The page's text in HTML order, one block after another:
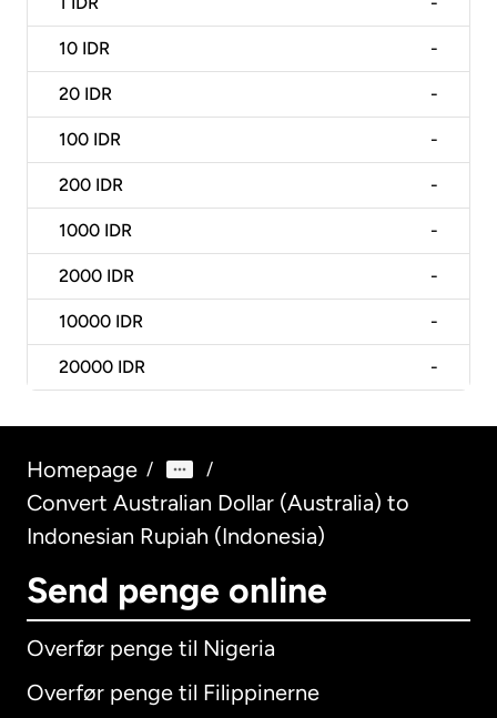
10 IDR -
20 IDR -
100 IDR -
200 IDR -
1000 IDR -
2000 IDR -
10000 IDR -
20000 IDR -
Homepage / /
Convert Australian Dollar (Australia) to
Indonesian Rupiah (Indonesia)
Send penge online
Overfør penge til Nigeria
Overfør penge til Filippinerne